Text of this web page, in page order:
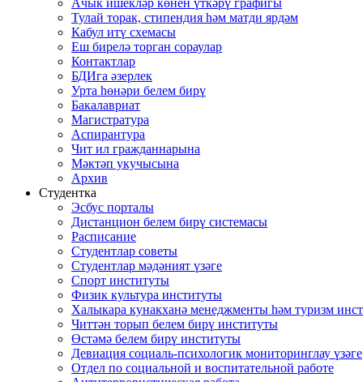
Тулай торак, стипендия һәм матди ярдәм
Кабул итү схемасы
Еш бирелә торган сораулар
Контактлар
БДИга әзерлек
Урта һөнәри белем бирү
Бакалавриат
Магистратура
Аспирантура
Чит ил гражданнарына
Мәктәп укучысына
Архив
Студентка
Эсбус порталы
Дистанцион белем бирү системасы
Расписание
Студентлар советы
Студентлар мәдәният үзәге
Спорт институты
Физик культура институты
Халыкара кунакханә менеджменты һәм туризм
Читтән торып белем бирү институты
Өстәмә белем бирү институты
Девиация социаль-психологик мониторинглау үзәге
Отдел по социальной и воспитательной работе